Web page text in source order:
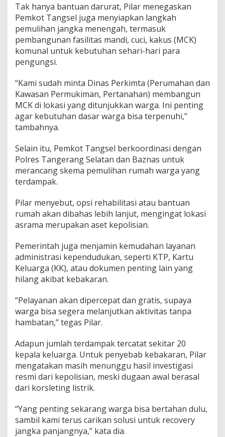
Tak hanya bantuan darurat, Pilar menegaskan
Pemkot Tangsel juga menyiapkan langkah
pemulihan jangka menengah, termasuk
pembangunan fasilitas mandi, cuci, kakus (MCK)
komunal untuk kebutuhan sehari-hari para
pengungsi.
“Kami sudah minta Dinas Perkimta (Perumahan dan
Kawasan Permukiman, Pertanahan) membangun
MCK di lokasi yang ditunjukkan warga. Ini penting
agar kebutuhan dasar warga bisa terpenuhi,”
tambahnya.
Selain itu, Pemkot Tangsel berkoordinasi dengan
Polres Tangerang Selatan dan Baznas untuk
merancang skema pemulihan rumah warga yang
terdampak.
Pilar menyebut, opsi rehabilitasi atau bantuan
rumah akan dibahas lebih lanjut, mengingat lokasi
asrama merupakan aset kepolisian.
Pemerintah juga menjamin kemudahan layanan
administrasi kependudukan, seperti KTP, Kartu
Keluarga (KK), atau dokumen penting lain yang
hilang akibat kebakaran.
“Pelayanan akan dipercepat dan gratis, supaya
warga bisa segera melanjutkan aktivitas tanpa
hambatan,” tegas Pilar.
Adapun jumlah terdampak tercatat sekitar 20
kepala keluarga. Untuk penyebab kebakaran, Pilar
mengatakan masih menunggu hasil investigasi
resmi dari kepolisian, meski dugaan awal berasal
dari korsleting listrik.
“Yang penting sekarang warga bisa bertahan dulu,
sambil kami terus carikan solusi untuk recovery
jangka panjangnya,” kata dia.